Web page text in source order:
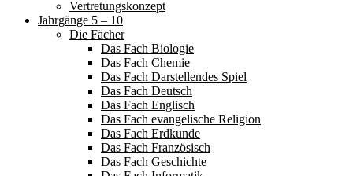
Vertretungskonzept
Jahrgänge 5 – 10
Die Fächer
Das Fach Biologie
Das Fach Chemie
Das Fach Darstellendes Spiel
Das Fach Deutsch
Das Fach Englisch
Das Fach evangelische Religion
Das Fach Erdkunde
Das Fach Französisch
Das Fach Geschichte